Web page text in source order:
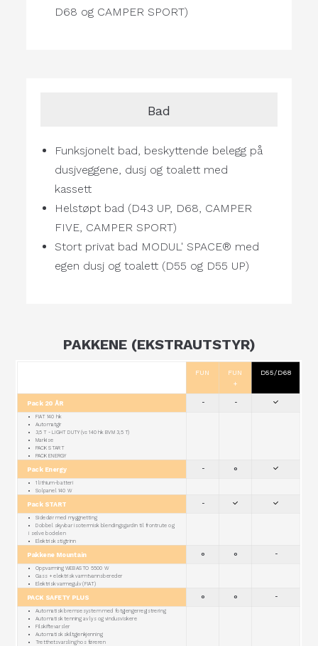
D68 og CAMPER SPORT)
Bad
Funksjonelt bad, beskyttende belegg på
dusjveggene, dusj og toalett med
kassett
Helstøpt bad (D43 UP, D68, CAMPER
FIVE, CAMPER SPORT)
Stort privat bad MODUL' SPACE® med
egen dusj og toalett (D55 og D55 UP)
PAKKENE (EKSTRAUTSTYR)
FUN
FUN
+
D55/D68
Pack 20 ÅR - -
FIAT 140 hk
Automatgir
3,5 T - LIGHT DUTY (vs 140 hk BVM 3,5 T)
Markise
PACK START
PACK ENERGY
Pack Energy - o
1 lithium-batteri
Solpanel 140 W
Pack START -
Sidedør med myggnetting
Dobbel skyvbar isotermisk blendingsgardin til frontrute og
i selve bodelen
Elektrisk stigtrinn
Pakkene Mountain o o -
Oppvarming WEBASTO 5500 W
Gass + elektrisk varmtvannsbereder
Elektrisk varmegulv (FIAT)
PACK SAFETY PLUS o o -
Automatisk bremsesystem med fotgjengerregistrering
Automatisk tenning av lys og vindusviskere
Filskiftevarsler
Automatisk skiltgjenkjenning
Tretthetsvarsling hos føreren